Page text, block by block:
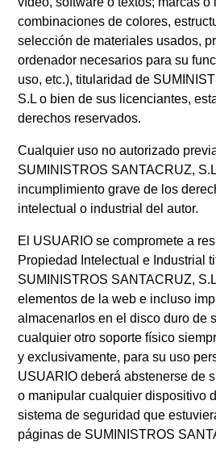
combinaciones de colores,
selección de materiales usados,
ordenador necesarios para su
uso, etc.), titularidad de
S.L o bien de sus licenciantes,
derechos reservados.
Cualquier uso no autorizado
SUMINISTROS SANTACRUZ,
incumplimiento grave de los
intelectual o industrial del autor.
El USUARIO se compromete a
Propiedad Intelectual e Industrial
SUMINISTROS SANTACRUZ,
elementos de la web e incluso
almacenarlos en el disco duro de
cualquier otro soporte físico
y exclusivamente, para su uso
USUARIO deberá abstenerse de
o manipular cualquier dispositivo
sistema de seguridad que
páginas de SUMINISTROS